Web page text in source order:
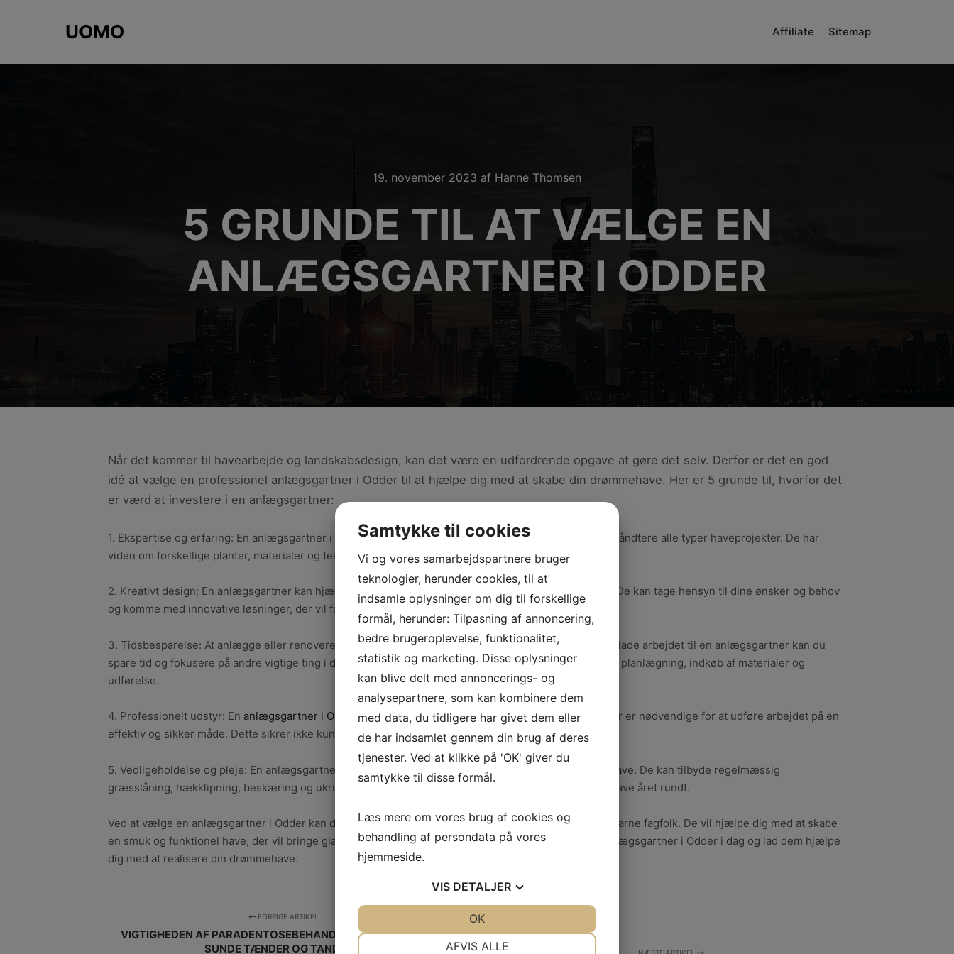
UOMO Affiliate Sitemap
19. november 2023 af Hanne Thomsen
5 GRUNDE TIL AT VÆLGE EN
ANLÆGSGARTNER I ODDER
Når det kommer til havearbejde og landskabsdesign, kan det være en udfordrende opgave at gøre det selv. Derfor er det en god
idé at vælge en professionel anlægsgartner i Odder til at hjælpe dig med at skabe din drømmehave. Her er 5 grunde til, hvorfor det
er værd at investere i en anlægsgartner:
1. Ekspertise og erfaring: En anlægsgartner i Odder har den nødvendige ekspertise og erfaring til at håndtere alle typer haveprojekter. De har
viden om forskellige planter, materialer og teknikker, der sikrer et flot og holdbart resultat.
2. Kreativt design: En anlægsgartner kan hjælpe med at skabe et kreativt og unikt design til din have. De kan tage hensyn til dine ønsker og behov
og komme med innovative løsninger, der vil forvandle din have til et æstetisk og funktionelt rum.
3. Tidsbesparelse: At anlægge eller renovere en have kan være en tidskrævende opgave. Ved at overlade arbejdet til en anlægsgartner kan du
spare tid og fokusere på andre vigtige ting i dit liv. De vil håndtere alle aspekter af projektet, herunder planlægning, indkøb af materialer og
udførelse.
4. Professionelt udstyr: En anlægsgartner i Odder har adgang til professionelt udstyr og værktøjer, der er nødvendige for at udføre arbejdet på en
effektiv og sikker måde. Dette sikrer ikke kun et godt resultat, men også en sikker arbejdsproces.
5. Vedligeholdelse og pleje: En anlægsgartner kan også hjælpe med vedligeholdelse og pleje af din have. De kan tilbyde regelmæssig
græsslåning, hækklipning, beskæring og ukrudtsbekæmpelse, så du kan nyde en smuk og velplejet have året rundt.
Ved at vælge en anlægsgartner i Odder kan du være sikker på at få professionelt arbejde udført af erfarne fagfolk. De vil hjælpe dig med at skabe
en smuk og funktionel have, der vil bringe glæde og fornøjelse i mange år fremover. Så kontakt en anlægsgartner i Odder i dag og lad dem hjælpe
dig med at realisere din drømmehave.
FORRIGE ARTIKEL
VIGTIGHEDEN AF PARADENTOSEBEHANDLING FOR AT BEVARE
SUNDE TÆNDER OG TANDKØD
Samtykke til cookies
Vi og vores samarbejdspartnere bruger
teknologier, herunder cookies, til at
indsamle oplysninger om dig til forskellige
formål, herunder: Tilpasning af annoncering,
bedre brugeroplevelse, funktionalitet,
statistik og marketing. Disse oplysninger
kan blive delt med annoncerings- og
analysepartnere, som kan kombinere dem
med data, du tidligere har givet dem eller
de har indsamlet gennem din brug af deres
tjenester. Ved at klikke på 'OK' giver du
samtykke til disse formål.
Læs mere om vores brug af cookies og
behandling af persondata på vores
hjemmeside.
VIS DETALJER
AFVIS ALLE
OK